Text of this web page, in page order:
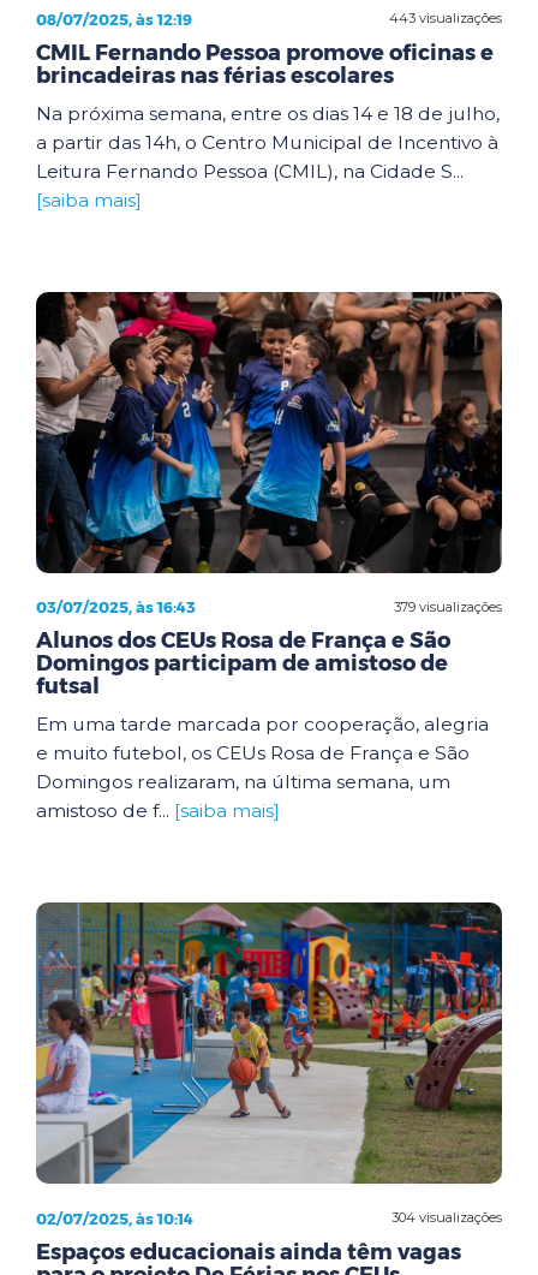
443 visualizações
08/07/2025, às 12:19
CMIL Fernando Pessoa promove oficinas e
brincadeiras nas férias escolares
Na próxima semana, entre os dias 14 e 18 de julho,
a partir das 14h, o Centro Municipal de Incentivo à
Leitura Fernando Pessoa (CMIL), na Cidade S...
[saiba mais]
379 visualizações
03/07/2025, às 16:43
Alunos dos CEUs Rosa de França e São
Domingos participam de amistoso de
futsal
Em uma tarde marcada por cooperação, alegria
e muito futebol, os CEUs Rosa de França e São
Domingos realizaram, na última semana, um
amistoso de f... [saiba mais]
304 visualizações
02/07/2025, às 10:14
Espaços educacionais ainda têm vagas